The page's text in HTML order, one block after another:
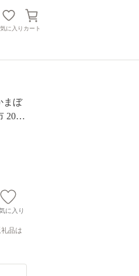
に入り カート
まぼ
2056
に入り
品は